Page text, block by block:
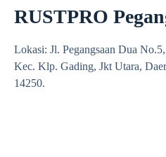
RUSTPRO
Lokasi: Jl. Pegangsaan Dua
Kec. Klp. Gading, Jkt Utara,
14250.